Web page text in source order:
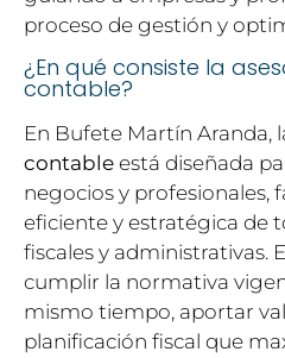
proceso de gestión y
¿En qué consiste la
contable?
En Bufete Martín Aranda,
contable está diseñada
negocios y profesionales,
eficiente y estratégica de
fiscales y administrativas.
cumplir la normativa
mismo tiempo, aportar
planificación fiscal que